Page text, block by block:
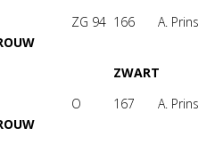
ZG 94 166
A. Prins
ZWART
O
167
A. Prins